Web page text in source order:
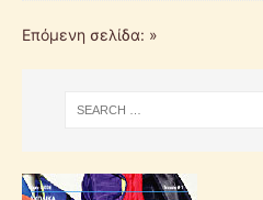
Επόμενη σελίδα: »